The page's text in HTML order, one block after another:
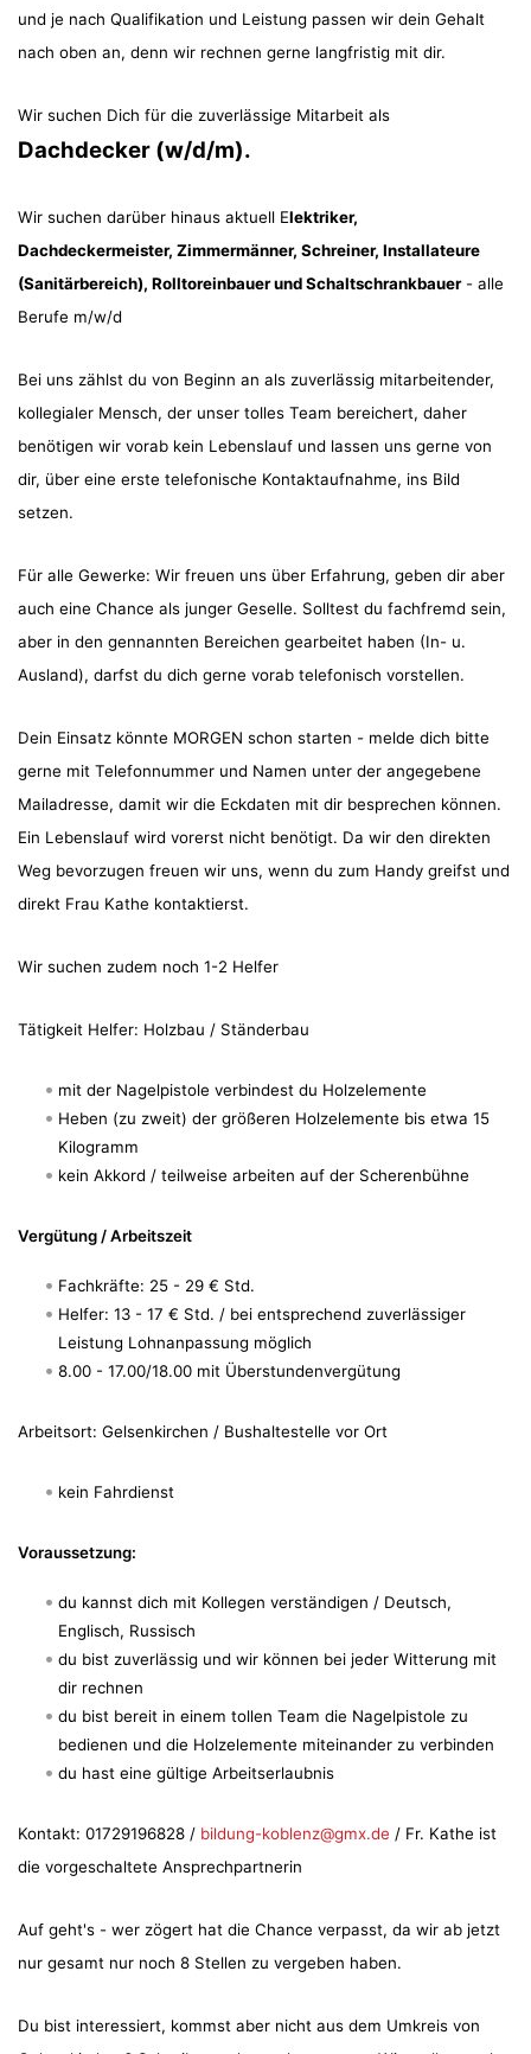
und je nach Qualifikation und Leistung passen wir dein Gehalt
nach oben an, denn wir rechnen gerne langfristig mit dir.
Wir suchen Dich für die zuverlässige Mitarbeit als
Dachdecker (w/d/m).
Wir suchen darüber hinaus aktuell Elektriker,
Dachdeckermeister, Zimmermänner, Schreiner, Installateure
(Sanitärbereich), Rolltoreinbauer und Schaltschrankbauer- alle
Berufe m/w/d
Bei uns zählst du von Beginn an als zuverlässig mitarbeitender,
kollegialer Mensch, der unser tolles Team bereichert, daher
benötigen wir vorab kein Lebenslauf und lassen uns gerne von
dir, über eine erste telefonische Kontaktaufnahme, ins Bild
setzen.
Für alle Gewerke: Wir freuen uns über Erfahrung, geben dir aber
auch eine Chance als junger Geselle. Solltest du fachfremd sein,
aber in den gennannten Bereichen gearbeitet haben (In- u.
Ausland), darfst du dich gerne vorab telefonisch vorstellen.
Dein Einsatz könnte MORGEN schon starten - melde dich bitte
gerne mit Telefonnummer und Namen unter der angegebene
Mailadresse, damit wir die Eckdaten mit dir besprechen können.
Ein Lebenslauf wird vorerst nicht benötigt. Da wir den direkten
Weg bevorzugen freuen wir uns, wenn du zum Handy greifst und
direkt Frau Kathe kontaktierst.
Wir suchen zudem noch 1-2 Helfer
Tätigkeit Helfer: Holzbau / Ständerbau
mit der Nagelpistole verbindest du Holzelemente
Heben (zu zweit) der größeren Holzelemente bis etwa 15
Kilogramm
kein Akkord / teilweise arbeiten auf der Scherenbühne
Vergütung / Arbeitszeit
Fachkräfte: 25 - 29 € Std.
Helfer: 13 - 17 € Std. / bei entsprechend zuverlässiger
Leistung Lohnanpassung möglich
8.00 - 17.00/18.00 mit Überstundenvergütung
Arbeitsort: Gelsenkirchen / Bushaltestelle vor Ort
kein Fahrdienst
Voraussetzung:
du kannst dich mit Kollegen verständigen / Deutsch,
Englisch, Russisch
du bist zuverlässig und wir können bei jeder Witterung mit
dir rechnen
du bist bereit in einem tollen Team die Nagelpistole zu
bedienen und die Holzelemente miteinander zu verbinden
du hast eine gültige Arbeitserlaubnis
Kontakt: 01729196828 / bildung-koblenz@gmx.de / Fr. Kathe ist
die vorgeschaltete Ansprechpartnerin
Auf geht's - wer zögert hat die Chance verpasst, da wir ab jetzt
nur gesamt nur noch 8 Stellen zu vergeben haben.
Du bist interessiert, kommst aber nicht aus dem Umkreis von